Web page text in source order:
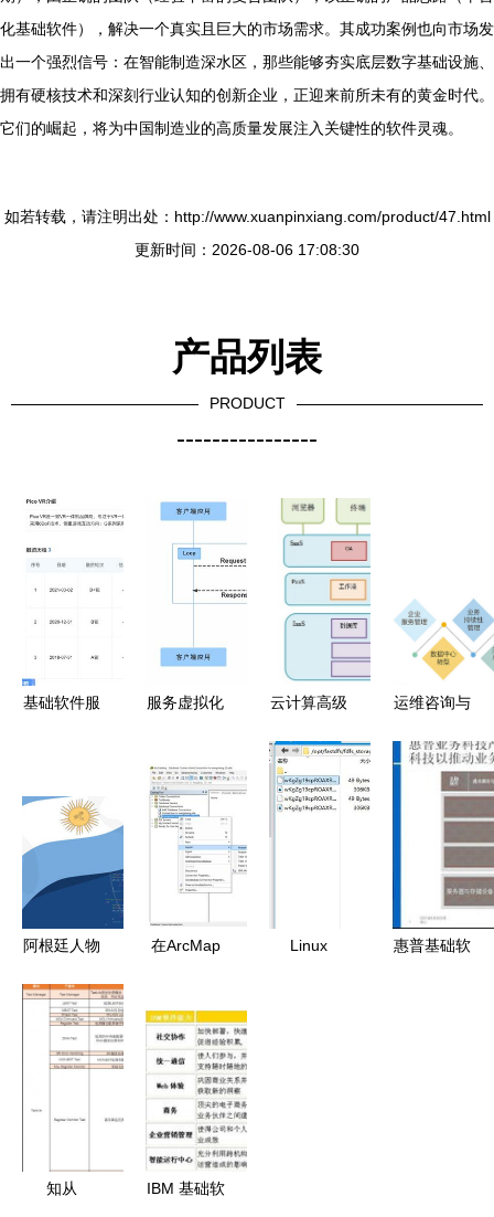
化基础软件），解决一个真实且巨大的市场需求。其成功案例也向市场发
出一个强烈信号：在智能制造深水区，那些能够夯实底层数字基础设施、
拥有硬核技术和深刻行业认知的创新企业，正迎来前所未有的黄金时代。
它们的崛起，将为中国制造业的高质量发展注入关键性的软件灵魂。
如若转载，请注明出处：http://www.xuanpinxiang.com/product/47.html
更新时间：2026-08-06 17:08:30
产品列表
PRODUCT
----------------
基础软件服
服务虚拟化
的关键赋能
技术
云计算高级
解锁企业数
字化未来，
从火龙果软
运维咨询与
数字化转型
的基石与核
阿根廷人物
通图 摄图
新视界的应
在ArcMap
图层服务及
将SQL
Server数据
库升级为地
理数据库
Linux
惠普基础软
知从
IBM 基础软